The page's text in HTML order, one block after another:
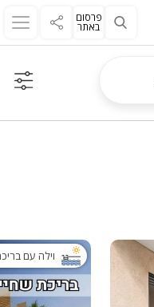
פרסום
באתר
וילה עם